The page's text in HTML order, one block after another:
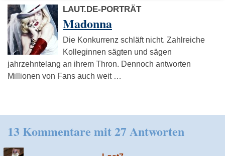
LAUT.DE-PORTRÄT
Madonna
Die Konkurrenz schläft nicht. Zahlreiche
Kolleginnen sägten und sägen
jahrzehntelang an ihrem Thron. Dennoch antworten
Millionen von Fans auch weit …
13 Kommentare mit 27 Antworten